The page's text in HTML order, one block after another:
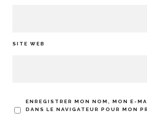
SITE WEB
ENREGISTRER MON NOM, MON E-
DANS LE NAVIGATEUR POUR MON